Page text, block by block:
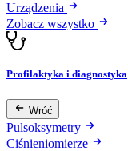
Urządzenia
Zobacz wszystko
Profilaktyka i diagnostyka
Wróć
Pulsoksymetry
Ciśnieniomierze